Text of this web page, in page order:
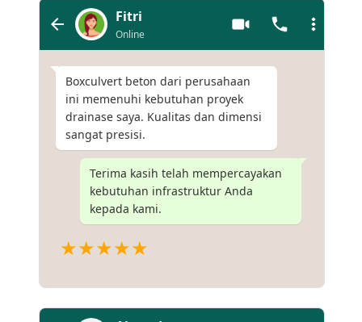
Fitri
Online
Boxculvert beton dari perusahaan
ini memenuhi kebutuhan proyek
drainase saya. Kualitas dan dimensi
sangat presisi.
Terima kasih telah mempercayakan
kebutuhan infrastruktur Anda
kepada kami.
★★★★★